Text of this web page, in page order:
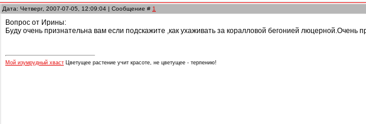
Дата: Четверг, 2007-07-05, 12:09:04 | Сообщение # 1
Вопрос от Ирины:
Буду очень признательна вам если подскажите ,как ухаживать за коралловой бегонией люцерной.Очень
Мой изумрудный хваст Цветущее растение учит красоте, не цветущее - терпению!